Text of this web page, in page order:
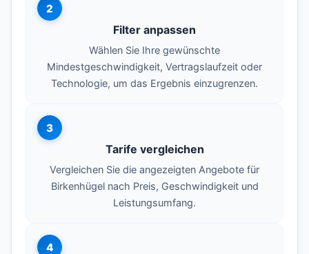
2
Filter anpassen
Wählen Sie Ihre gewünschte
Mindestgeschwindigkeit, Vertragslaufzeit oder
Technologie, um das Ergebnis einzugrenzen.
3
Tarife vergleichen
Vergleichen Sie die angezeigten Angebote für
Birkenhügel nach Preis, Geschwindigkeit und
Leistungsumfang.
4